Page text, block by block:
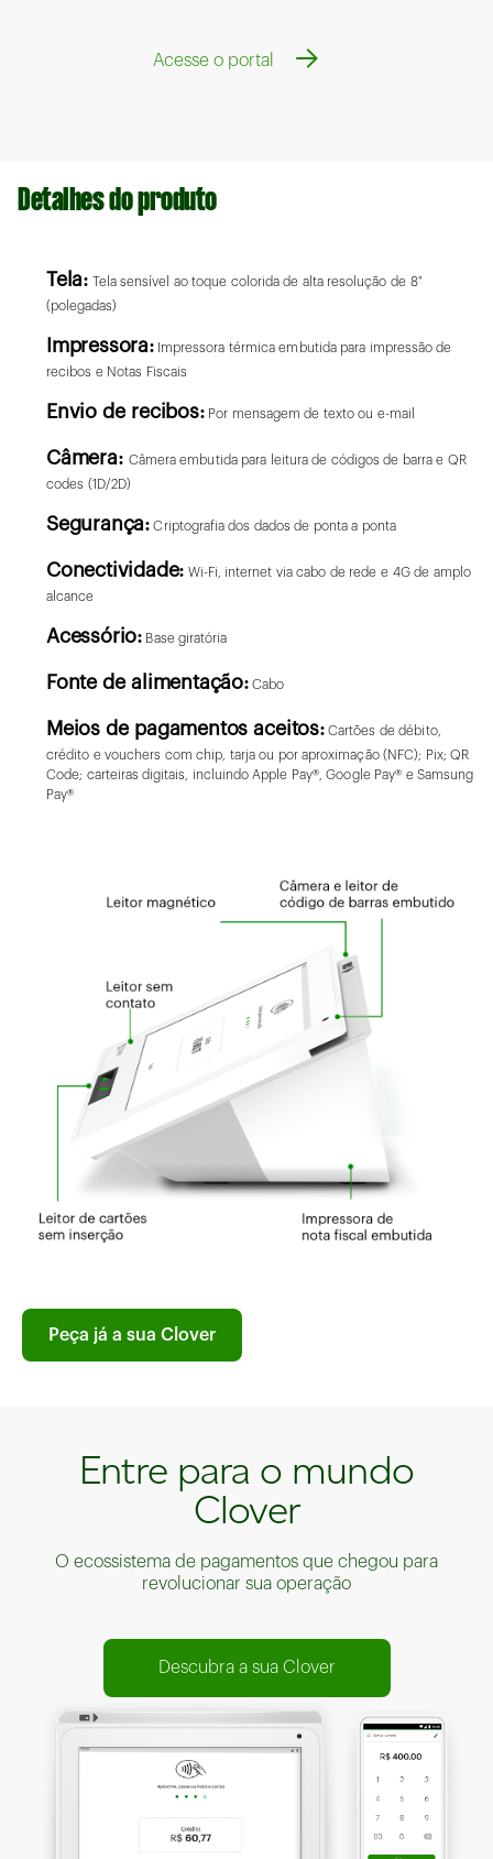
Acesse o portal
Detalhes do produto
Tela: Tela sensível ao toque colorida de alta resolução de 8"
(polegadas)
Impressora:Impressora térmica embutida para impressão de
recibos e Notas Fiscais
Envio de recibos:Por mensagem de texto ou e-mail
Câmera: Câmera embutida para leitura de códigos de barra e QR
codes (1D/2D)
Segurança:Criptografia dos dados de ponta a ponta
Conectividade: Wi-Fi, internet via cabo de rede e 4G de amplo
alcance
Acessório:Base giratória
Fonte de alimentação:Cabo
Meios de pagamentos aceitos:Cartões de débito,
crédito e vouchers com chip, tarja ou por aproximação (NFC); Pix; QR
Code; carteiras digitais, incluindo Apple Pay®, Google Pay® e Samsung
Pay®
Peça já a sua Clover
Entre para o mundo
Clover
O ecossistema de pagamentos que chegou para
revolucionar sua operação
Descubra a sua Clover